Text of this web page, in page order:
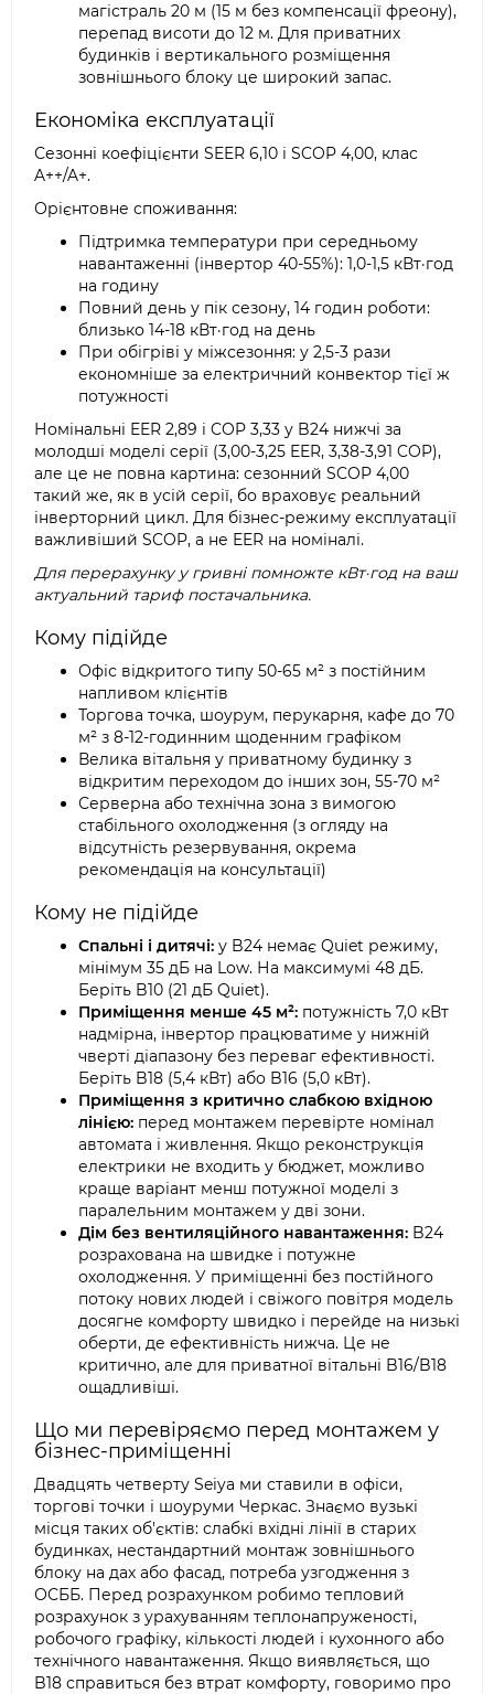
магістраль 20 м (15 м без компенсації фреону),
перепад висоти до 12 м. Для приватних
будинків і вертикального розміщення
зовнішнього блоку це широкий запас.
Економіка експлуатації
Сезонні коефіцієнти SEER 6,10 і SCOP 4,00, клас
A++/A+.
Орієнтовне споживання:
Підтримка температури при середньому
навантаженні (інвертор 40-55%): 1,0-1,5 кВт·год
на годину
Повний день у пік сезону, 14 годин роботи:
близько 14-18 кВт·год на день
При обігріві у міжсезоння: у 2,5-3 рази
економніше за електричний конвектор тієї ж
потужності
Номінальні EER 2,89 і COP 3,33 у B24 нижчі за
молодші моделі серії (3,00-3,25 EER, 3,38-3,91 COP),
але це не повна картина: сезонний SCOP 4,00
такий же, як в усій серії, бо враховує реальний
інверторний цикл. Для бізнес-режиму експлуатації
важливіший SCOP, а не EER на номіналі.
Для перерахунку у гривні помножте кВт·год на ваш
актуальний тариф постачальника.
Кому підійде
Офіс відкритого типу 50-65 м² з постійним
напливом клієнтів
Торгова точка, шоурум, перукарня, кафе до 70
м² з 8-12-годинним щоденним графіком
Велика вітальня у приватному будинку з
відкритим переходом до інших зон, 55-70 м²
Серверна або технічна зона з вимогою
стабільного охолодження (з огляду на
відсутність резервування, окрема
рекомендація на консультації)
Кому не підійде
Спальні і дитячі: у B24 немає Quiet режиму,
мінімум 35 дБ на Low. На максимумі 48 дБ.
Беріть B10 (21 дБ Quiet).
Приміщення менше 45 м²: потужність 7,0 кВт
надмірна, інвертор працюватиме у нижній
чверті діапазону без переваг ефективності.
Беріть B18 (5,4 кВт) або B16 (5,0 кВт).
Приміщення з критично слабкою вхідною
лінією: перед монтажем перевірте номінал
автомата і живлення. Якщо реконструкція
електрики не входить у бюджет, можливо
краще варіант менш потужної моделі з
паралельним монтажем у дві зони.
Дім без вентиляційного навантаження: B24
розрахована на швидке і потужне
охолодження. У приміщенні без постійного
потоку нових людей і свіжого повітря модель
досягне комфорту швидко і перейде на низькі
оберти, де ефективність нижча. Це не
критично, але для приватної вітальні B16/B18
ощадливіші.
Що ми перевіряємо перед монтажем у
бізнес-приміщенні
Двадцять четверту Seiya ми ставили в офіси,
торгові точки і шоуруми Черкас. Знаємо вузькі
місця таких об'єктів: слабкі вхідні лінії в старих
будинках, нестандартний монтаж зовнішнього
блоку на дах або фасад, потреба узгодження з
ОСББ. Перед розрахунком робимо тепловий
розрахунок з урахуванням теплонапруженості,
робочого графіку, кількості людей і кухонного або
технічного навантаження. Якщо виявляється, що
B18 справиться без втрат комфорту, говоримо про